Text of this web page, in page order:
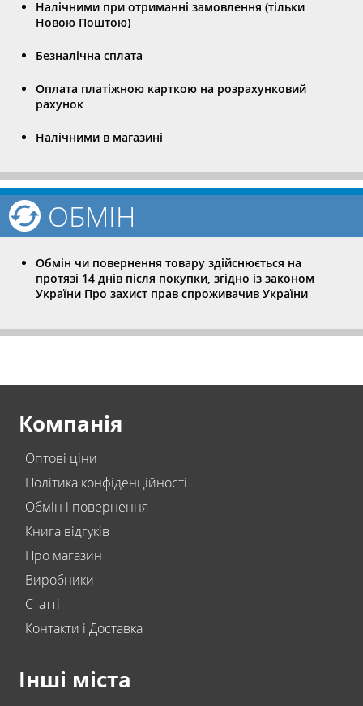
Налічними при отриманні замовлення (тільки
Новою Поштою)
Безналічна сплата
Оплата платіжною карткою на розрахунковий
рахунок
Налічними в магазині
ОБМІН
Обмін чи повернення товару здійснюється на
протязі 14 днів після покупки, згідно із законом
України Про захист прав спроживачив України
Компанія
Оптові ціни
Політика конфіденційності
Обмін і повернення
Книга відгуків
Про магазин
Виробники
Статті
Контакти і Доставка
Інші міста